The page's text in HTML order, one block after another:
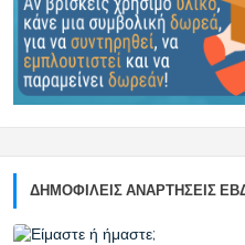
ΔΗΜΟΦΙΛΕΊΣ ΑΝΑΡΤΉΣΕΙΣ